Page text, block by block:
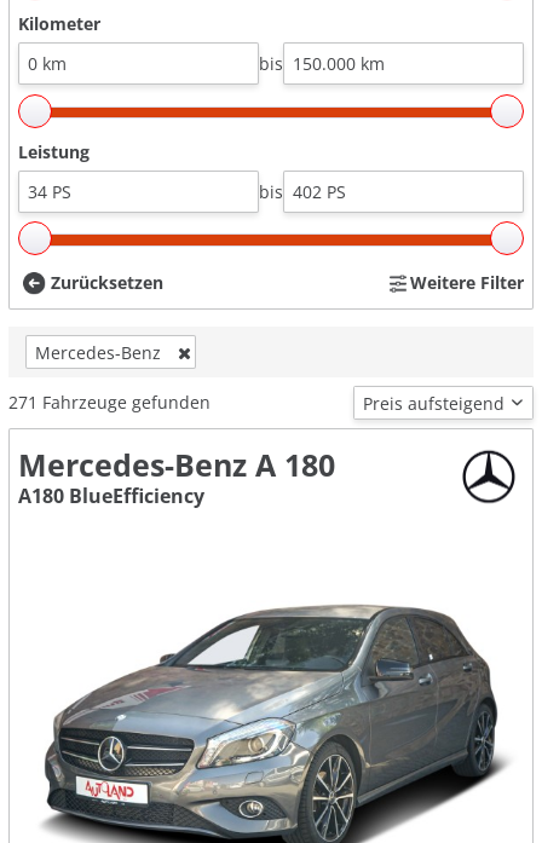
Kilometer
bis
Leistung
bis
Zurücksetzen Weitere Filter
Mercedes-Benz
271 Fahrzeuge gefunden
Mercedes-Benz A 180
A180 BlueEfficiency